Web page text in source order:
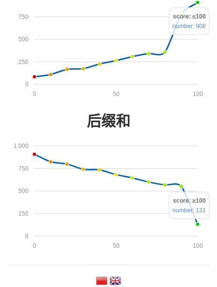
0
250
500
750
100
50
0
score: ≤100
number: 908
后缀和
0
250
500
750
1,000
100
50
0
score: ≥100
number: 131